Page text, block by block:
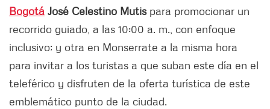
Bogotá José Celestino Mutis para promocionar un
recorrido guiado, a las 10:00 a. m., con enfoque
inclusivo; y otra en Monserrate a la misma hora
para invitar a los turistas a que suban este día en el
teleférico y disfruten de la oferta turística de este
emblemático punto de la ciudad.